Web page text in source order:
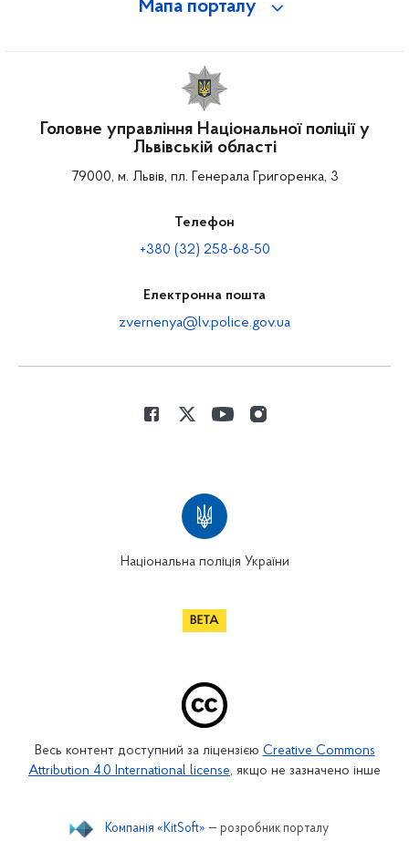
Мапа порталу
Головне управління Національної поліції у
Львівській області
79000, м. Львів, пл. Генерала Григоренка, 3
Телефон
+380 (32) 258-68-50
Електронна пошта
zvernenya@lv.police.gov.ua
Національна поліція України
Весь контент доступний за ліцензією Creative Commons
Attribution 4.0 International license, якщо не зазначено інше
Компанія «KitSoft» — розробник порталу